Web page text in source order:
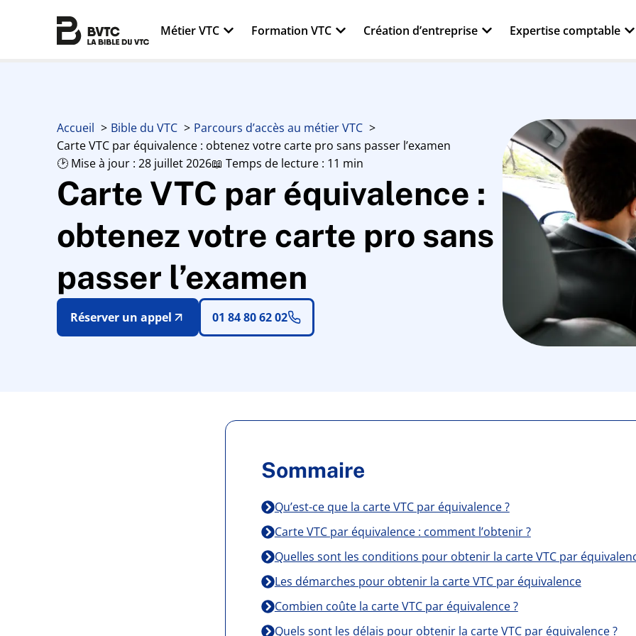
Métier VTC Formation VTC Création d’entreprise Expertise comptable
Accueil Bible du VTC
Parcours d’accès au métier VTC
Carte VTC par équivalence : obtenez votre carte pro sans passer l’examen
🕑 Mise à jour : 28 juillet 2026📖 Temps de lecture : 11 min
Carte VTC par équivalence :
obtenez votre carte pro sans
passer l’examen
Réserver un appel 01 84 80 62 02
Sommaire
Qu’est-ce que la carte VTC par équivalence ?
Carte VTC par équivalence : comment l’obtenir ?
Quelles sont les conditions pour obtenir la carte VTC par
Les démarches pour obtenir la carte VTC par équivalence
Combien coûte la carte VTC par équivalence ?
Quels sont les délais pour obtenir la carte VTC par équivalence ?